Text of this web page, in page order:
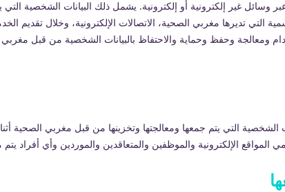
وسائل غير إلكترونية أو إلكترونية. يشمل ذلك البيانات الشخصية
التي تديرها مغربي الصحية، الاتصالات الإلكترونية، وخلال تقديم
التي يتم جمعها ومعالجتها وتخزينها من قبل مغربي الصحية
الإلكترونية والموظفين والمتعاقدين والموردين وأي أفراد